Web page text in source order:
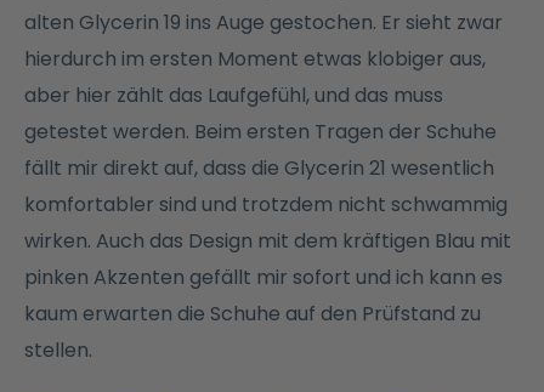
alten Glycerin 19 ins Auge gestochen. Er sieht zwar
hierdurch im ersten Moment etwas klobiger aus,
aber hier zählt das Laufgefühl, und das muss
getestet werden. Beim ersten Tragen der Schuhe
fällt mir direkt auf, dass die Glycerin 21 wesentlich
komfortabler sind und trotzdem nicht schwammig
wirken. Auch das Design mit dem kräftigen Blau mit
pinken Akzenten gefällt mir sofort und ich kann es
kaum erwarten die Schuhe auf den Prüfstand zu
stellen.